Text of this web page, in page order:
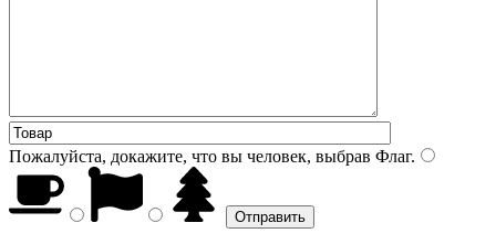
Пожалуйста, докажите, что вы человек, выбрав Флаг.